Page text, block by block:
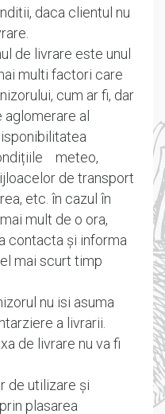
daca clientul nu
de livrare este unul
multi factori care
cum ar fi, dar
al
meteo,
de transport
etc. în cazul în
mult de o ora,
contacta și informa
mai scurt timp
nu isi asuma
a livrarii.
de livrare nu va fi
de utilizare și
plasarea